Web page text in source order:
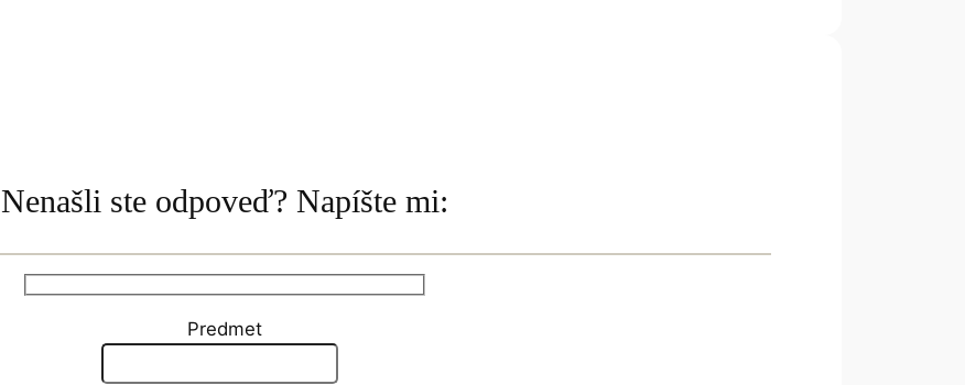
Nenašli ste odpoveď? Napíšte mi:
Predmet